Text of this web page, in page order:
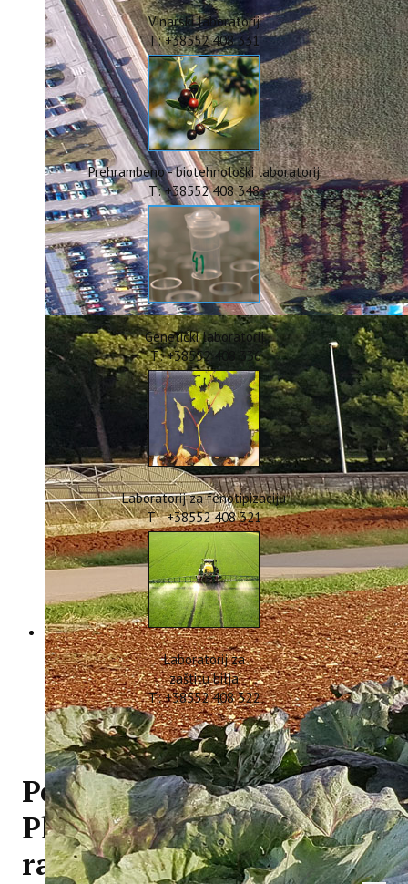
Akti Instituta
Linkovi
Kontakt
webmail
Popularizacija znanosti
ERASMUS+
HyPro4ST
DIGIAGRI
GreenTea
CIRCOLIVE
Vinarski laboratorij
T: +38552 408 331
Prehrambeno - biotehnološki laboratorij
T: +38552 408 348
Genetički laboratorij
T: +38552 408 336
Laboratorij za fenotipizaciju
T: +38552 408 321
Laboratorij za
zaštitu bilja
T: +38552 408 322
Potpisan ConsumeLess
Plus Memorandum o
razumijevanju